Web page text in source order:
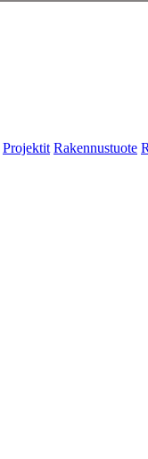
Projektit Rakennustuote